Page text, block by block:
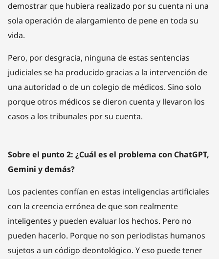
demostrar que hubiera realizado por su cuenta ni una
sola operación de alargamiento de pene en toda su
vida.
Pero, por desgracia, ninguna de estas sentencias
judiciales se ha producido gracias a la intervención de
una autoridad o de un colegio de médicos. Sino solo
porque otros médicos se dieron cuenta y llevaron los
casos a los tribunales por su cuenta.
Sobre el punto 2: ¿Cuál es el problema con ChatGPT,
Gemini y demás?
Los pacientes confían en estas inteligencias artificiales
con la creencia errónea de que son realmente
inteligentes y pueden evaluar los hechos. Pero no
pueden hacerlo. Porque no son periodistas humanos
sujetos a un código deontológico. Y eso puede tener